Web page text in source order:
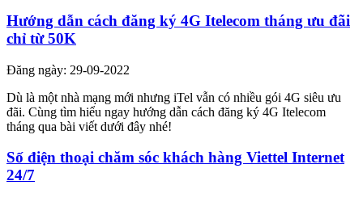
Hướng dẫn cách đăng ký 4G Itelecom tháng ưu đãi
chỉ từ 50K
Đăng ngày: 29-09-2022
Dù là một nhà mạng mới nhưng iTel vẫn có nhiều gói 4G siêu ưu
đãi. Cùng tìm hiểu ngay hướng dẫn cách đăng ký 4G Itelecom
tháng qua bài viết dưới đây nhé!
Số điện thoại chăm sóc khách hàng Viettel Internet
24/7